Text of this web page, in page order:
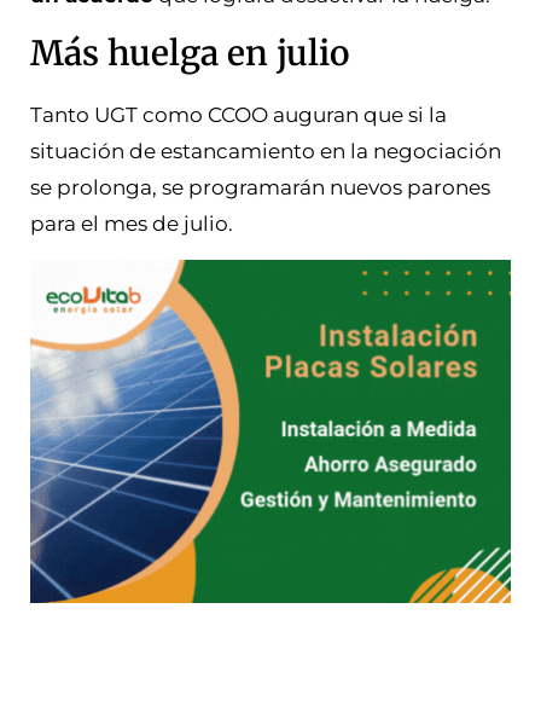
Más huelga en julio
Tanto UGT como CCOO auguran que si la
situación de estancamiento en la negociación
se prolonga, se programarán nuevos parones
para el mes de julio.